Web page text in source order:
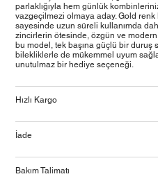
parlaklığıyla hem günlük
vazgeçilmezi olmaya aday. Gold
sayesinde uzun süreli kullanımda
zincirlerin ötesinde, özgün ve
bu model, tek başına güçlü bir duruş
bilekliklerle de mükemmel uyum
unutulmaz bir hediye seçeneği.
Hızlı Kargo
İade
Bakım Talimatı